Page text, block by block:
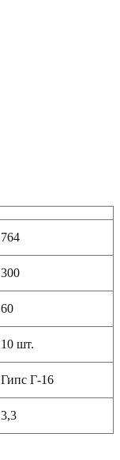
764
300
60
10 шт.
Гипс Г-16
3,3